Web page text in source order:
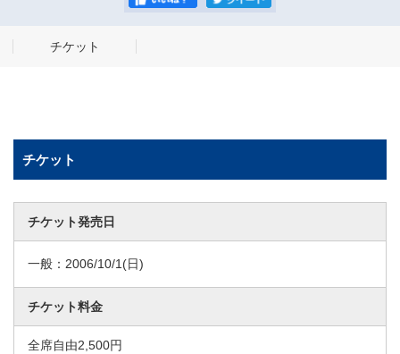
チケット
チケット
チケット発売日
一般： 2006/10/1(日)
チケット料金
全席自由2,500円